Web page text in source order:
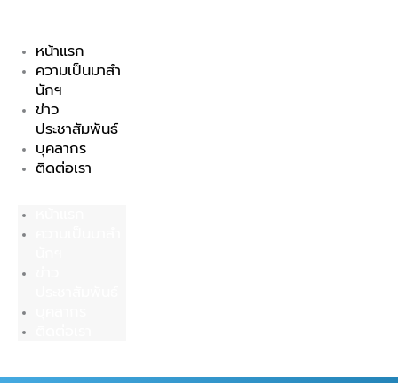
contentหน้าแรก
ความเป็นมาสำ
นักฯ
ข่าว
ประชาสัมพันธ์
บุคลากร
ติดต่อเรา